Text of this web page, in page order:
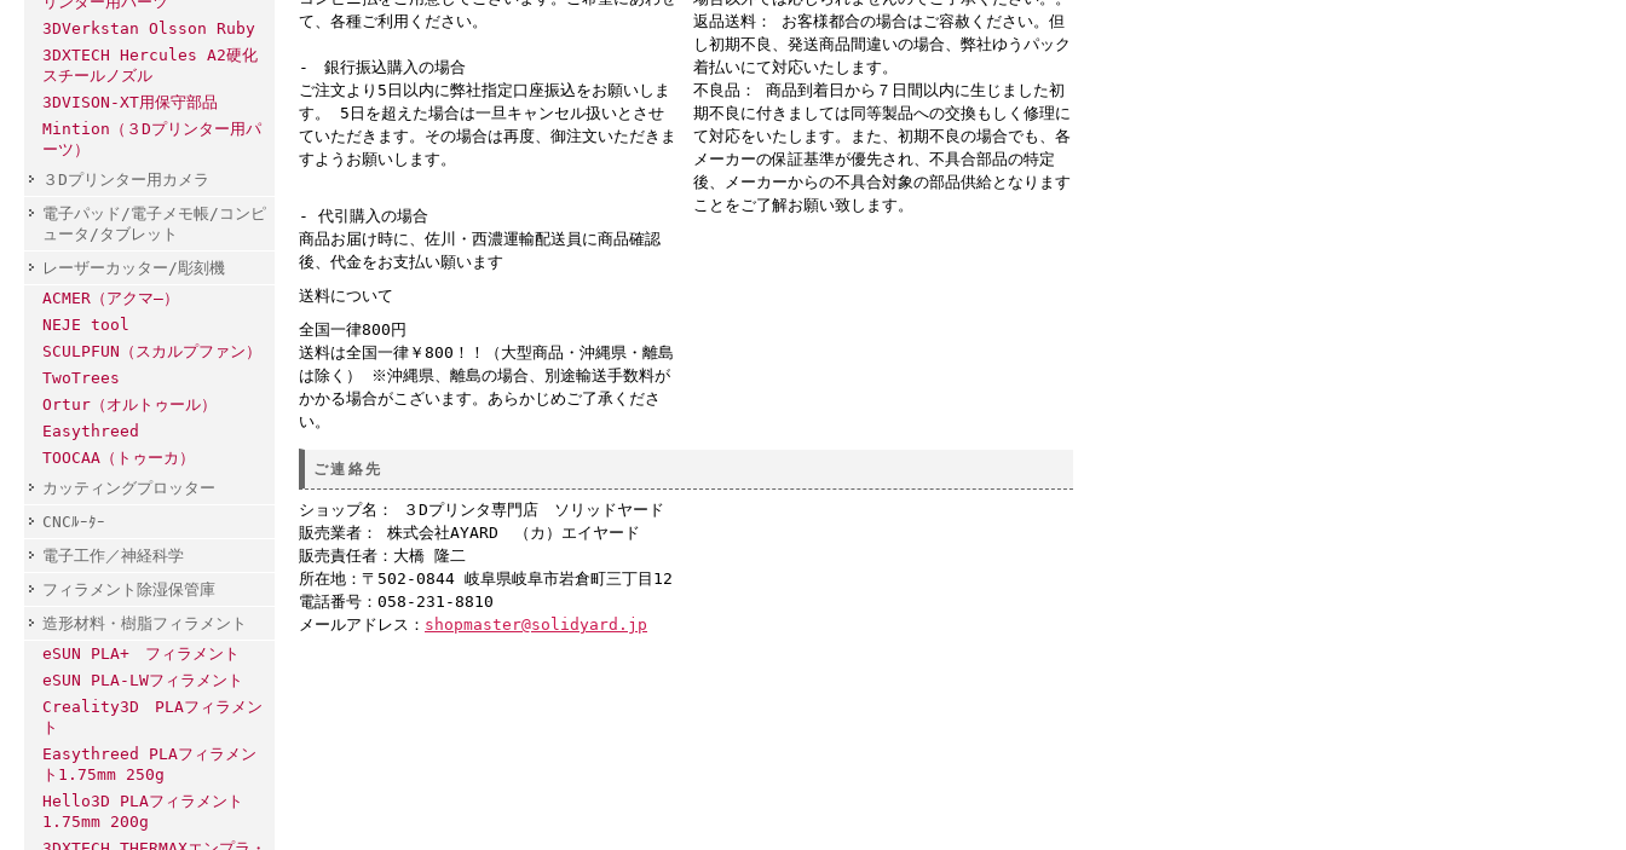
3DVerkstan Olsson Ruby
3DXTECH Hercules A2硬化
スチールノズル
3DVISON-XT用保守部品
Mintion（３Dプリンター用パ
ーツ）
３Dプリンター用カメラ
電子パッド/電子メモ帳/コンピ
ュータ/タブレット
レーザーカッター/彫刻機
ACMER（アクマ―）
NEJE tool
SCULPFUN（スカルプファン）
TwoTrees
Ortur（オルトゥール）
Easythreed
TOOCAA（トゥーカ）
カッティングプロッター
CNCﾙｰﾀｰ
電子工作／神経科学
フィラメント除湿保管庫
造形材料・樹脂フィラメント
eSUN PLA+ フィラメント
eSUN PLA-LWフィラメント
Creality3D PLAフィラメン
ト
Easythreed PLAフィラメン
ト1.75mm 250g
Hello3D PLAフィラメント
1.75mm 200g
て、各種ご利用ください。
- 銀行振込購入の場合
ご注文より5日以内に弊社指定口座振込をお願いしま
す。 5日を超えた場合は一旦キャンセル扱いとさせ
ていただきます。その場合は再度、御注文いただきま
すようお願いします。
- 代引購入の場合
商品お届け時に、佐川・西濃運輸配送員に商品確認
後、代金をお支払い願います
送料について
全国一律800円
送料は全国一律￥800！！（大型商品・沖縄県・離島
は除く） ※沖縄県、離島の場合、別途輸送手数料が
かかる場合がこざいます。あらかじめご了承くださ
い。
返品送料： お客様都合の場合はご容赦ください。但
し初期不良、発送商品間違いの場合、弊社ゆうパック
着払いにて対応いたします。
不良品： 商品到着日から７日間以内に生じました初
期不良に付きましては同等製品への交換もしく修理に
て対応をいたします。また、初期不良の場合でも、各
メーカーの保証基準が優先され、不具合部品の特定
後、メーカーからの不具合対象の部品供給となります
ことをご了解お願い致します。
ご連絡先
ショップ名： ３Dプリンタ専門店 ソリッドヤード
販売業者： 株式会社AYARD （カ）エイヤード
販売責任者：大橋 隆二
所在地：〒502-0844 岐阜県岐阜市岩倉町三丁目12
電話番号：058-231-8810
メールアドレス： shopmaster@solidyard.jp